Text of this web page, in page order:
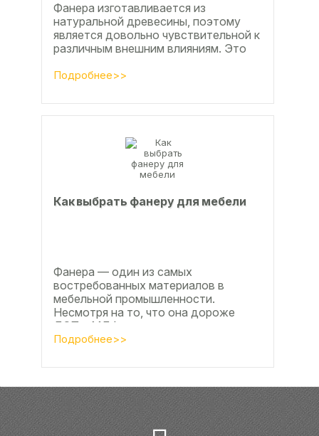
Фанера изготавливается из
натуральной древесины, поэтому
является довольно чувствительной к
различным внешним влияниям. Это
расширении, растрескивании,...
Подробнее>>
Как выбрать фанеру для мебели
Фанера — один из самых
востребованных материалов в
мебельной промышленности.
Несмотря на то, что она дороже
ДСП и МДФ , ее очень часто
используют для изготовления...
Подробнее>>